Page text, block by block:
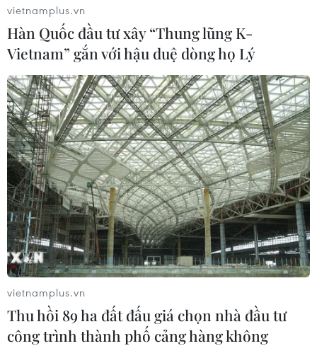
04/08/2026 05:54
Vì sao Google khiến Mỹ và
EU đối đầu về chủ quyền số?
04/08/2026 04:13
Máy bay chở khách nội địa đầu tiên
của Nga hoàn tất chuyến bay thử
nghiệm
04/08/2026 01:25
Bí mật sau những chung cư không
niên hạn ở Pháp
04/08/2026 01:03
vietnamplus.vn
Hàn Quốc đầu tư xây “Thung lũng K-
Vietnam” gắn với hậu duệ dòng họ Lý
vietnamplus.vn
Thu hồi 89 ha đất đấu giá chọn nhà đầu tư
công trình thành phố cảng hàng không